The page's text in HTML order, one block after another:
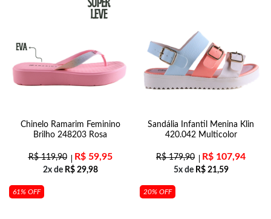
Chinelo Ramarim Feminino
Brilho 248203 Rosa
R$119,90 R$59,95
2x de R$29,98
Sandália Infantil Menina Klin
420.042 Multicolor
R$179,90 R$ 107,94
5x de R$21,59
61% OFF 20% OFF